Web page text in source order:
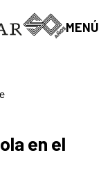
MENÚ
en el